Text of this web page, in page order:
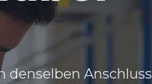
denselben Anschluss